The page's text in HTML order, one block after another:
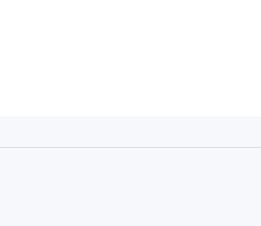
di Pantelleria, l’Opera dei Pupi e, naturalmente, il